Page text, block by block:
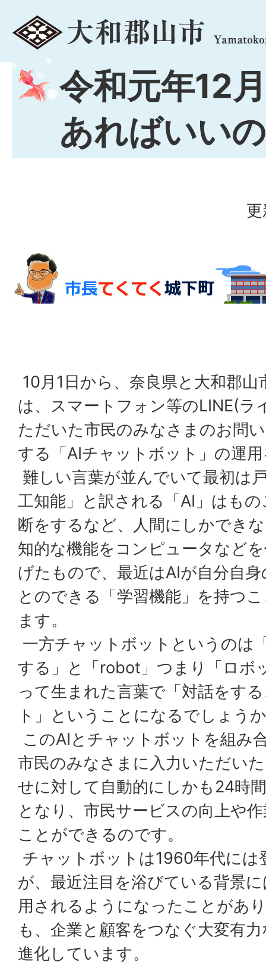
menu
令和元年12
あればいい
10月1日から、奈良県と大和郡
は、スマートフォン等のLINE(ラ
ただいた市民のみなさまのお問
する「AIチャットボット」の運
難しい言葉が並んでいて最初は
工知能」と訳される「AI」はも
断をするなど、人間にしかでき
知的な機能をコンピュータなど
げたもので、最近はAIが自分自
とのできる「学習機能」を持つ
ます。
一方チャットボットというのは
する」と「robot」つまり「ロボ
って生まれた言葉で「対話をす
ト」ということになるでしょう
このAIとチャットボットを組み
市民のみなさまに入力いただい
せに対して自動的にしかも24時
となり、市民サービスの向上や
ことができるのです。
チャットボットは1960年代には
が、最近注目を浴びている背景
用されるようになったことがあ
も、企業と顧客をつなぐ大変有
進化しています。